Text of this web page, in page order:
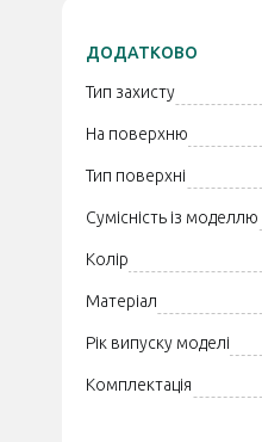
ДОДАТКОВО
Тип захисту
На поверхню
Тип поверхні
Сумісність із моделлю
Колір
Матеріал
Рік випуску моделі
Комплектація